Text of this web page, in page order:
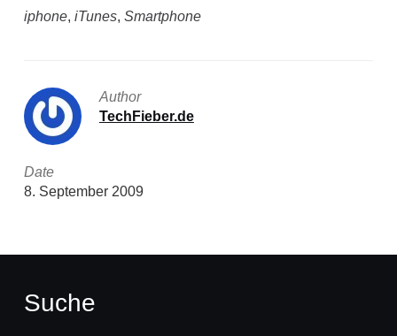
iphone, iTunes, Smartphone
Author
TechFieber.de
Date
8. September 2009
Suche